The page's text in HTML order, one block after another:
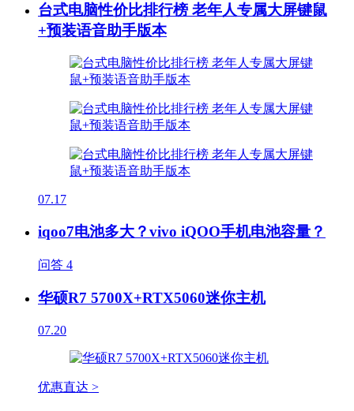
台式电脑性价比排行榜 老年人专属大屏键鼠
+预装语音助手版本
07.17
iqoo7电池多大？vivo iQOO手机电池容量？
问答 4
华硕R7 5700X+RTX5060迷你主机
07.20
优惠直达 >